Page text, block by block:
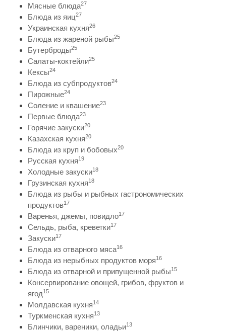
Мясные блюда27
Блюда из яиц27
Украинская кухня26
Блюда из жареной рыбы25
Бутерброды25
Салаты-коктейли25
Кексы24
Блюда из субпродуктов24
Пирожные24
Соление и квашение23
Первые блюда23
Горячие закуски20
Казахская кухня20
Блюда из круп и бобовых20
Русская кухня19
Холодные закуски18
Грузинская кухня18
Блюда из рыбы и рыбных гастрономических
продуктов17
Варенья, джемы, повидло17
Сельдь, рыба, креветки17
Закуски17
Блюда из отварного мяса16
Блюда из нерыбных продуктов моря16
Блюда из отварной и припущенной рыбы15
Консервирование овощей, грибов, фруктов и
ягод15
Молдавская кухня14
Туркменская кухня13
Блинчики, вареники, оладьи13